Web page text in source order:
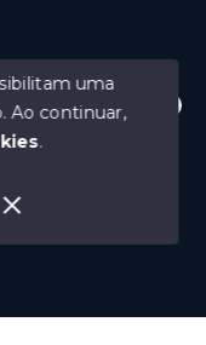
para te ajudar.
os direitos
uma
Ao continuar,
.